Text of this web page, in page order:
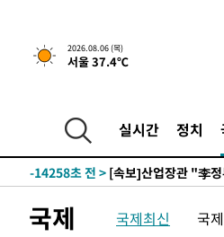
2026.08.06 (목)
서울 37.4℃
실시간 정치
-28477초 전 >"여기 떨어졌다"…다
-25522초 전 > 손흥민, 5경기 연속골
-17760초 전 >
트럼프, 한국계 진
-17738초 전 >
-14258초 전 > [속보]산업장관 "李
색
-12342초 전 >
[속보]산업장관 "美
국제 국제최신 국